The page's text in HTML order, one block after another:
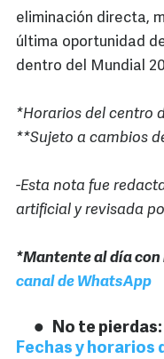
eliminación directa,
última oportunidad
dentro del Mundial
*Horarios del centro
**Sujeto a cambios
-Esta nota fue
artificial y revisada
*Mantente al día
canal de WhatsApp
No te pierdas:
Fechas y horarios